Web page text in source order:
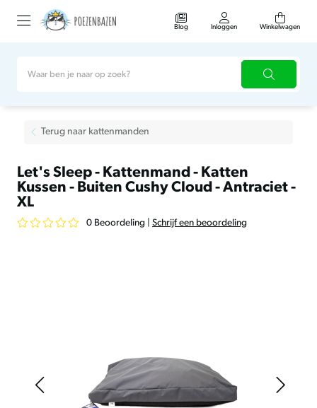
Blog Inloggen Winkelwagen
Terug naar kattenmanden
Let's Sleep - Kattenmand - Katten
Kussen - Buiten Cushy Cloud - Antraciet -
XL
0 Beoordeling Schrijf een beoordeling